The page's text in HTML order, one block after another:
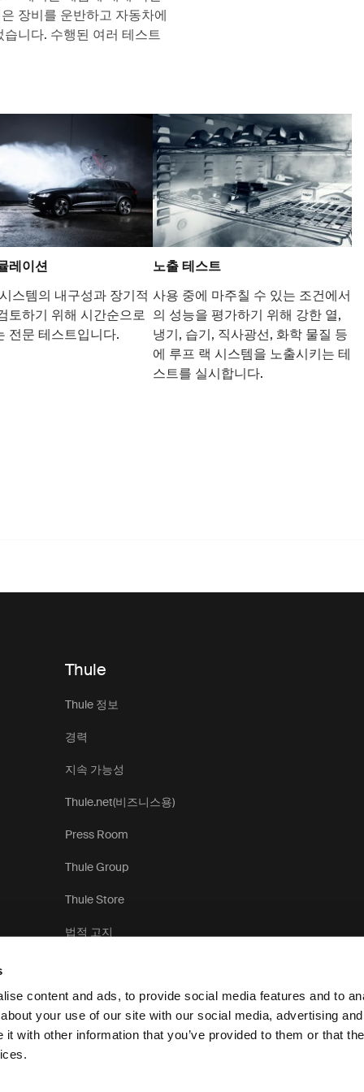
content and ads, to provide social media features and to
your use of our site with our social media, advertising
with other information that you’ve provided to them or that
장비를 운반하고 자동차에
니다. 수행된 여러 테스트
레이션
스템의 내구성과 장기적
토하기 위해 시간순으로
전문 테스트입니다.
노출 테스트
사용 중에 마주칠 수 있는 조건에서
의 성능을 평가하기 위해 강한 열,
냉기, 습기, 직사광선, 화학 물질 등
에 루프 랙 시스템을 노출시키는 테
스트를 실시합니다.
Thule
Thule 정보
경력
지속 가능성
Thule.net(비즈니스용)
Press Room
Thule Group
Thule Store
법적 고지